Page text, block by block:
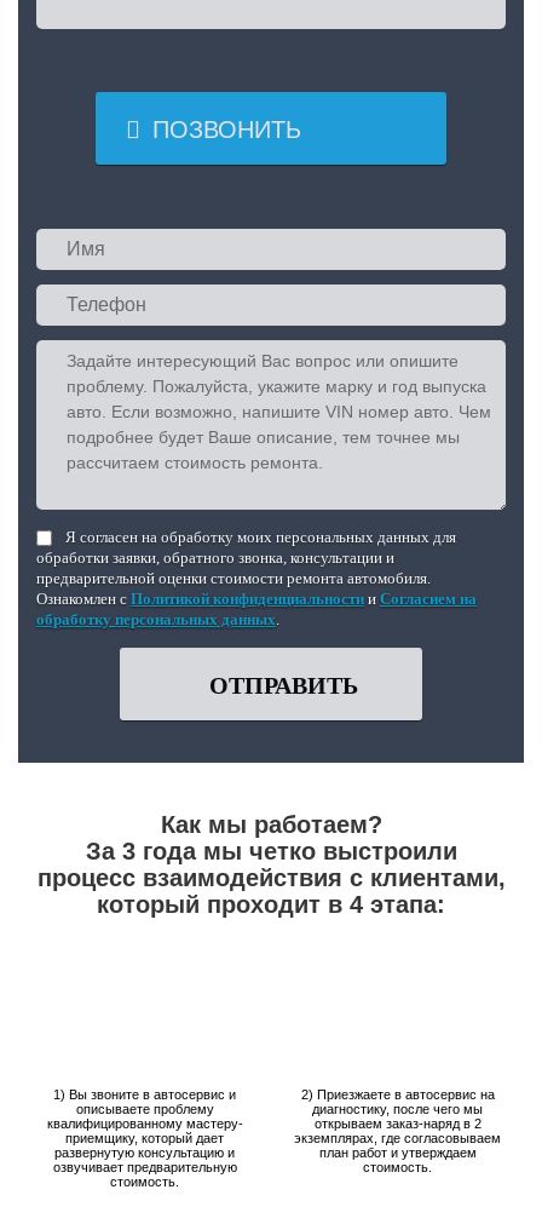
 ПОЗВОНИТЬ
Я согласен на обработку моих персональных данных для
обработки заявки, обратного звонка, консультации и
предварительной оценки стоимости ремонта автомобиля.
Ознакомлен с Политикой конфиденциальности и Согласием на
обработку персональных данных.
ОТПРАВИТЬ
Как мы работаем?
За 3 года мы четко выстроили
процесс взаимодействия с клиентами,
который проходит в 4 этапа:
1) Вы звоните в автосервис и
описываете проблему
квалифицированному мастеру-
приемщику, который дает
развернутую консультацию и
озвучивает предварительную
стоимость.
2) Приезжаете в автосервис на
диагностику, после чего мы
открываем заказ-наряд в 2
экземплярах, где согласовываем
план работ и утверждаем
стоимость.